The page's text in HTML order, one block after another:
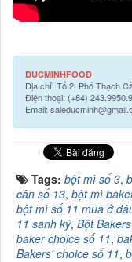
DUCMINHFOOD
Địa chỉ: Tổ 2, Phố Thạch
Điện thoại: (+84)
Email:
Tags: bột mì số 3,
cân số 13, bột mì
bột mì số 11 mua ở
11 sanh ký, Bột
baker choice số 11,
Bakers' choice số 11,